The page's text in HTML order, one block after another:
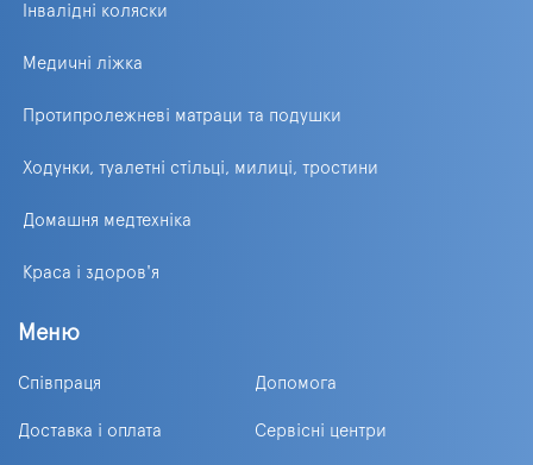
Інвалідні коляски
Медичні ліжка
Протипролежневі матраци та подушки
Ходунки, туалетні стільці, милиці, тростини
Домашня медтехніка
Краса і здоров'я
Меню
Співпраця Допомога
Доставка і оплата Сервісні центри